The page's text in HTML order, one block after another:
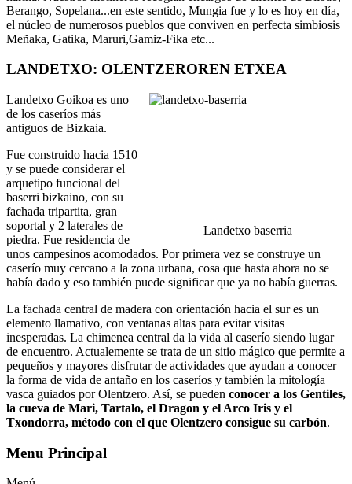
Berango, Sopelana...en este sentido, Mungia fue y lo es hoy en día,
el núcleo de numerosos pueblos que conviven en perfecta simbiosis
Meñaka, Gatika, Maruri,Gamiz-Fika etc...
LANDETXO: OLENTZEROREN ETXEA
Landetxo baserria
Landetxo Goikoa es uno
de los caseríos más
antiguos de Bizkaia.
Fue construido hacia 1510
y se puede considerar el
arquetipo funcional del
baserri bizkaino, con su
fachada tripartita, gran
soportal y 2 laterales de
piedra. Fue residencia de
unos campesinos acomodados. Por primera vez se construye un
caserío muy cercano a la zona urbana, cosa que hasta ahora no se
había dado y eso también puede significar que ya no había guerras.
La fachada central de madera con orientación hacia el sur es un
elemento llamativo, con ventanas altas para evitar visitas
inesperadas. La chimenea central da la vida al caserío siendo lugar
de encuentro. Actualemente se trata de un sitio mágico que permite a
pequeños y mayores disfrutar de actividades que ayudan a conocer
la forma de vida de antaño en los caseríos y también la mitología
vasca guiados por Olentzero. Así, se pueden conocer a los Gentiles,
la cueva de Mari, Tartalo, el Dragon y el Arco Iris y el
Txondorra, método con el que Olentzero consigue su carbón.
Menu Principal